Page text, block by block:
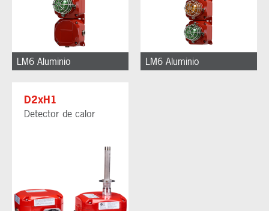
LM6 Aluminio LM6 Aluminio
D2xH1
Detector de calor